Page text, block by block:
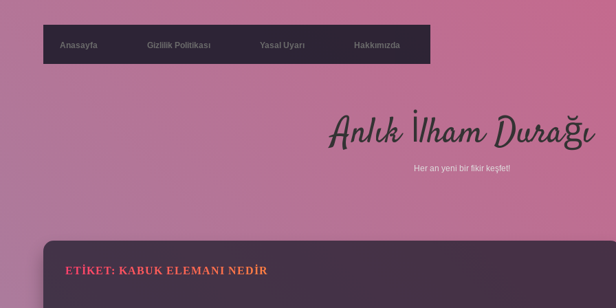
Anasayfa Gizlilik Politikası Yasal Uyarı Hakkımızda
Anlık İlham Durağı
Her an yeni bir fikir keşfet!
ETIKET: KABUK ELEMANI NEDIR